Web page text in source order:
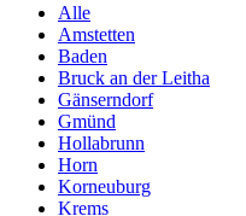
Alle
Amstetten
Baden
Bruck an der Leitha
Gänserndorf
Gmünd
Hollabrunn
Horn
Korneuburg
Krems